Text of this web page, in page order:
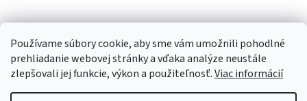
Používame súbory cookie, aby sme vám umožnili pohodlné
prehliadanie webovej stránky a vďaka analýze neustále
zlepšovali jej funkcie, výkon a použiteľnosť.Viac informácií